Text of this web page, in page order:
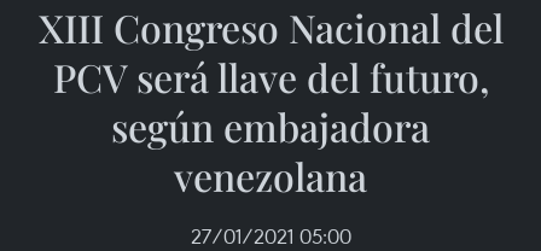
XIII Congreso Nacional del
PCV será llave del futuro,
según embajadora
venezolana
27/01/2021 05:00